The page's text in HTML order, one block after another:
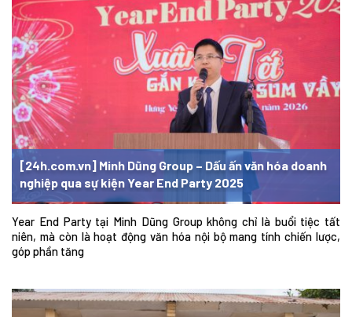
[24h.com.vn] Minh Dũng Group – Dấu ấn văn hóa doanh
nghiệp qua sự kiện Year End Party 2025
Year End Party tại Minh Dũng Group không chỉ là buổi tiệc tất
niên, mà còn là hoạt động văn hóa nội bộ mang tính chiến lược,
góp phần tăng